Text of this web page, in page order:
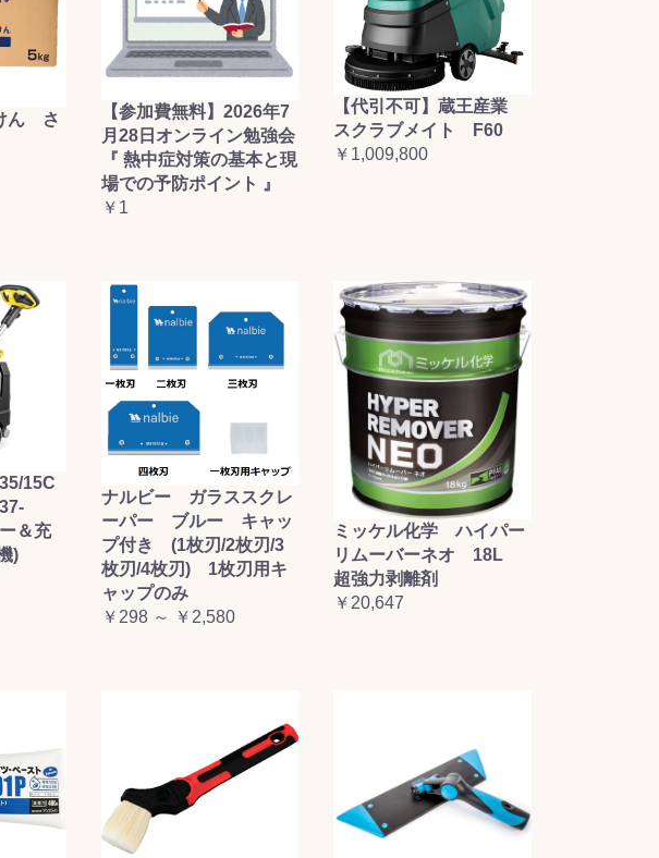
ん さ
【参加費無料】2026年7
月28日オンライン勉強会
『 熱中症対策の基本と現
場での予防ポイント 』
￥1
【代引不可】蔵王産業
スクラブメイト F60
￥1,009,800
15C
＆充
)
ナルビー ガラススクレ
ーパー ブルー キャッ
プ付き (1枚刃/2枚刃/3
枚刃/4枚刃) 1枚刃用キ
ャップのみ
￥298 ～ ￥2,580
ミッケル化学 ハイパー
リムーバーネオ 18L
超強力剥離剤
￥20,647